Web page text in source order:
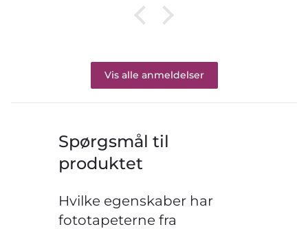
Vis alle anmeldelser
Spørgsmål til
produktet
Hvilke egenskaber har
fototapeterne fra